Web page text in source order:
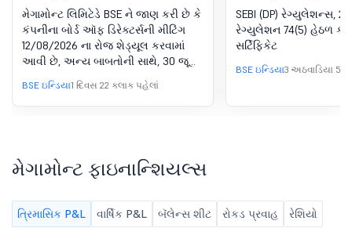
થયેલ ત્રિમાસિક માટે કંપનીના
ઑડિટ ન કરેલ ફાઇનાન્શિયલ
પરિણામોની મંજૂરી માટે બોર્ડ
મીટિંગની સૂચના
મેગામોન્ટ લિમિટેડે BSE ને જાણ કરી છે કે
કંપનીના બોર્ડ ઑફ ડિરેક્ટર્સની મીટિંગ
12/08/2026 ના રોજ શેડ્યૂલ કરવામાં
આવી છે, અન્ય બાબતોની સાથે, 30 જૂન,
2026 ના રોજ સમાપ્ત થયેલ ત્રિમાસિક
માટે કંપનીના બિન-ઑડિટ સ્ટેન્ડઅલોન
અને એકીકૃત ફાઇનાન્શિયલ પરિણામોને
BSE ઇન્ડિયા1 દિવસ 22 કલાક પહેલાં
સર્ટિફિકેટ. SEBI
રેગ્યુલેશન્સ, 2018
SEBI (DP) રેગ્યુલેશન્સ,
રેગ્યુલેશન 74(5) હેઠળ
સર્ટિફિકેટ
BSE ઇન્ડિયા3 અઠવાડિયા 5
મેગામોન્ટ ફાઇનાન્શિયલ્સ
ત્રિમાસિક P&L વાર્ષિક P&L બૅલેન્સ શીટ રોકડ પ્રવાહ રેશિયો